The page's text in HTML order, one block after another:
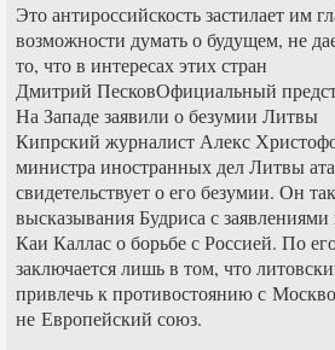
Это антироссийскость застилает им
возможности думать о будущем, не
то, что в интересах этих стран
Дмитрий ПесковОфициальный
На Западе заявили о безумии Литвы
Кипрский журналист Алекс
министра иностранных дел Литвы
свидетельствует о его безумии. Он
высказывания Будриса с
Каи Каллас о борьбе с Россией. По
заключается лишь в том, что
привлечь к противостоянию с
не Европейский союз.